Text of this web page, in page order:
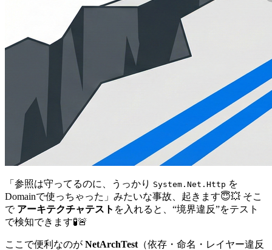
「参照は守ってるのに、うっかり System.Net.Http を
Domainで使っちゃった」みたいな事故、起きます😇💥 そこ
で アーキテクチャテスト を入れると、“境界違反”をテスト
で検知できます🧪🚨
ここで便利なのが NetArchTest （依存・命名・レイヤー違反